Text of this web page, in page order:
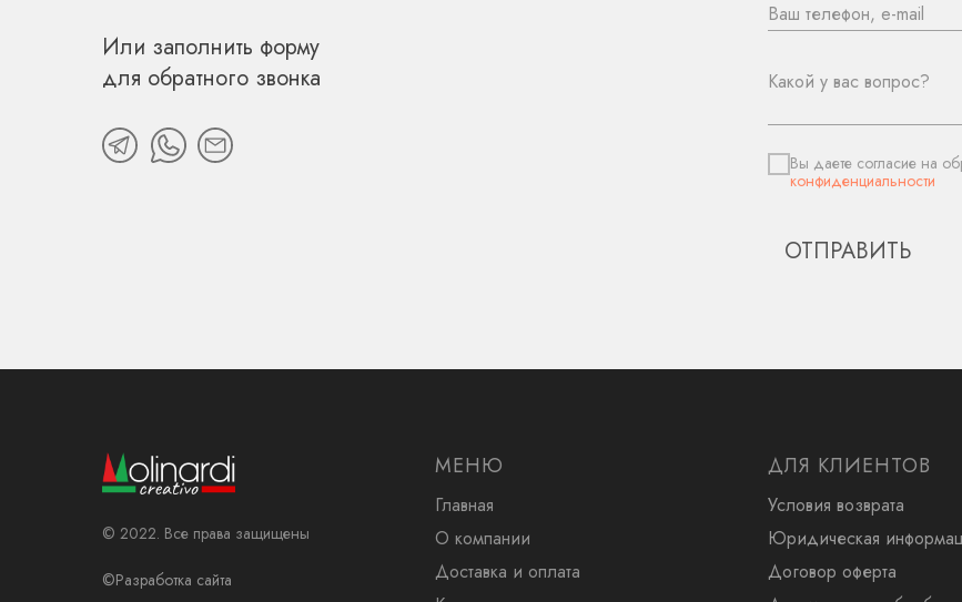
Или заполнить форму
для обратного звонка
Вы даете согласие на
конфиденциальности
ОТПРАВИТЬ
© 2022. Все права защищены
©Разработка сайта
МЕНЮ
Главная
О компании
Доставка и оплата
ДЛЯ КЛИЕНТОВ
Условия возврата
Юридическая
Договор оферта